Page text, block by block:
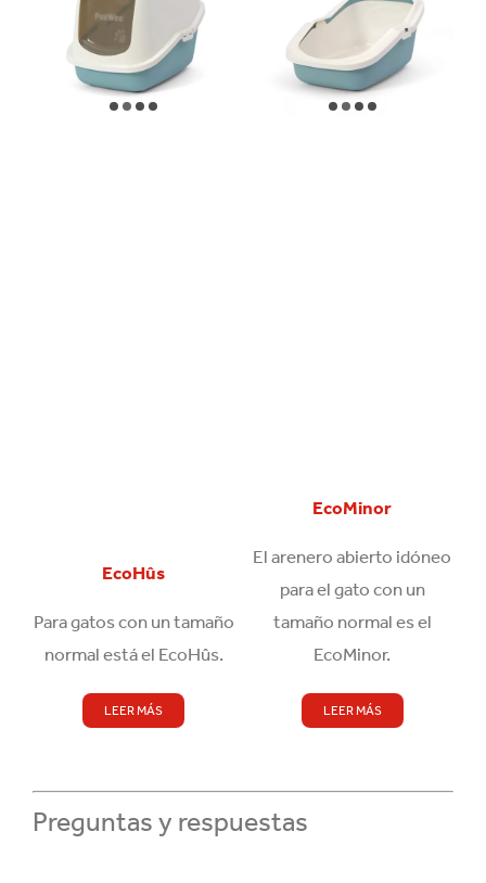
EcoHûs
Para gatos con un tamaño
normal está el EcoHûs.
LEER MÁS
EcoMinor
El arenero abierto idóneo
para el gato con un
tamaño normal es el
EcoMinor.
LEER MÁS
Preguntas y respuestas